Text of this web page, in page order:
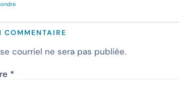
COMMENTAIRE
courriel ne sera pas publiée.
*